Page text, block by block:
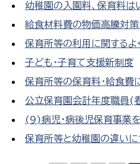
幼稚園の入園料、保育料は
給食材料費の物価高騰対
保育所等の利用に関するよ
子ども・子育て支援新制度
保育所等の保育料・給食費
公立保育園会計年度職員(
(9)病児・病後児保育事業
保育所等と幼稚園の違いに